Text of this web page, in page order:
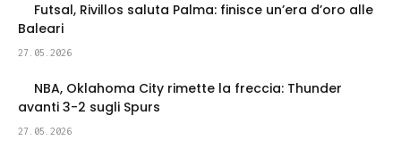
Futsal, Rivillos saluta Palma: finisce un’era d’oro alle
Baleari
27.05.2026
NBA, Oklahoma City rimette la freccia: Thunder
avanti 3-2 sugli Spurs
27.05.2026